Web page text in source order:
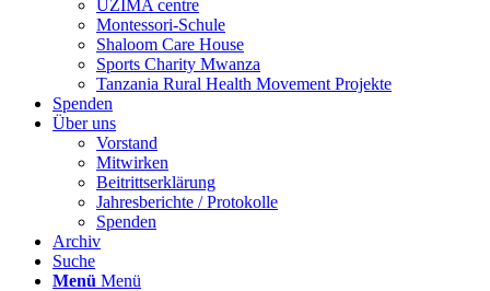
UZIMA centre
Montessori-Schule
Shaloom Care House
Sports Charity Mwanza
Tanzania Rural Health Movement Projekte
Spenden
Über uns
Vorstand
Mitwirken
Beitrittserklärung
Jahresberichte / Protokolle
Spenden
Archiv
Suche
Menü Menü